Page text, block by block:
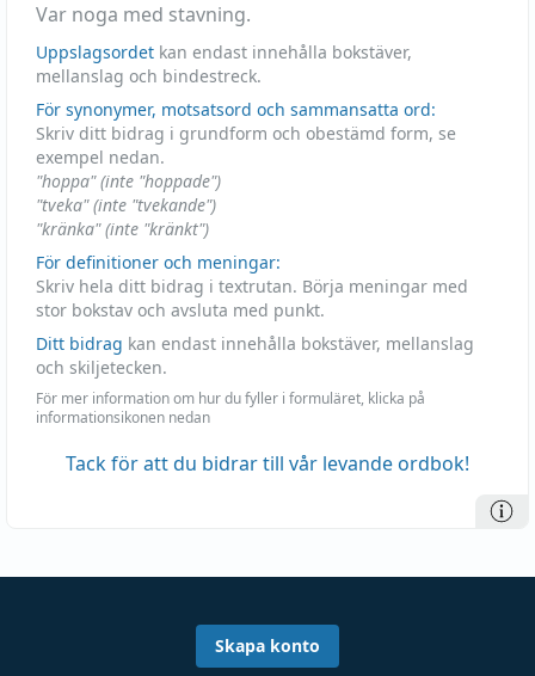
Var noga med stavning.
Uppslagsordet kan endast innehålla bokstäver,
mellanslag och bindestreck.
För synonymer, motsatsord och sammansatta ord:
Skriv ditt bidrag i grundform och obestämd form, se
exempel nedan.
"hoppa" (inte "hoppade")
"tveka" (inte "tvekande")
"kränka" (inte "kränkt")
För definitioner och meningar:
Skriv hela ditt bidrag i textrutan. Börja meningar med
stor bokstav och avsluta med punkt.
Ditt bidrag kan endast innehålla bokstäver, mellanslag
och skiljetecken.
För mer information om hur du fyller i formuläret, klicka på
informationsikonen nedan
Tack för att du bidrar till vår levande ordbok!
Skapa konto